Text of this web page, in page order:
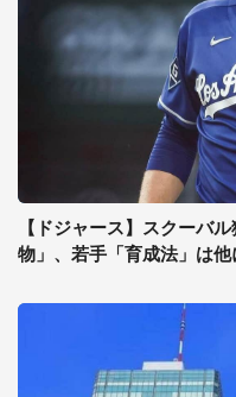
【ドジャース】スクーバ
物」、若手「育成法」は